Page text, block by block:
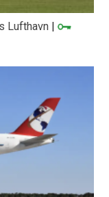
Lufthavn |